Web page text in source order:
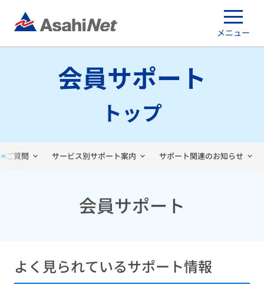
メニュー
会員サポート
トップ
ご質問 サービス別サポート案内 サポート関連のお知らせ
会員サポート
よく見られているサポート情報